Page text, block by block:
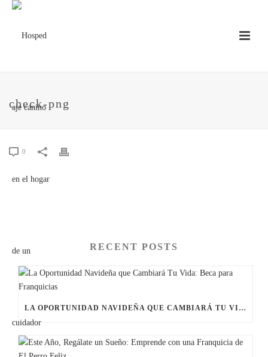
check-png
0
RECENT POSTS
LA OPORTUNIDAD NAVIDEÑA QUE CAMBIARÁ TU VIDA: BECA PARA FRANQUICIAS